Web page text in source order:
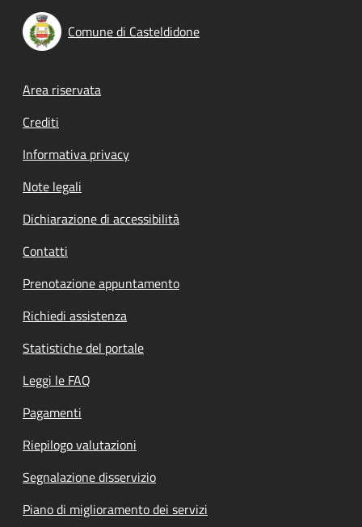
Comune di Casteldidone
Footer menu
Area riservata
Crediti
Informativa privacy
Note legali
Dichiarazione di accessibilità
Contatti
Prenotazione appuntamento
Richiedi assistenza
Statistiche del portale
Leggi le FAQ
Pagamenti
Riepilogo valutazioni
Segnalazione disservizio
Piano di miglioramento dei servizi